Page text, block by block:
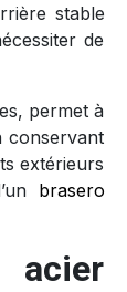
stable
de
permet à
conservant
extérieurs
brasero
acier